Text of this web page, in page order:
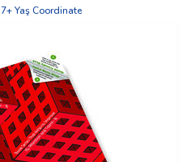
7+ Yaş Coordinate